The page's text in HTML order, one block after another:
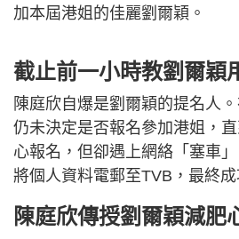
加本屆港姐的佳麗劉爾穎。
截止前一小時教劉爾穎
陳庭欣自爆是劉爾穎的提名人
仍未決定是否報名參加港姐，
心報名，但卻遇上網絡「塞車
將個人資料電郵至TVB，最終成
陳庭欣傳授劉爾穎減肥